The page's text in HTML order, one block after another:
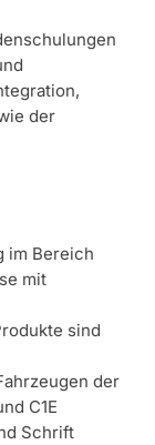
der
im Bereich
mit
sind
der
C1E
Schrift